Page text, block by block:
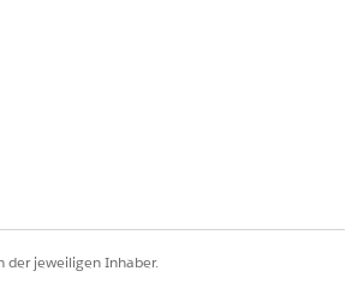
sie auch
der jeweiligen Inhaber.